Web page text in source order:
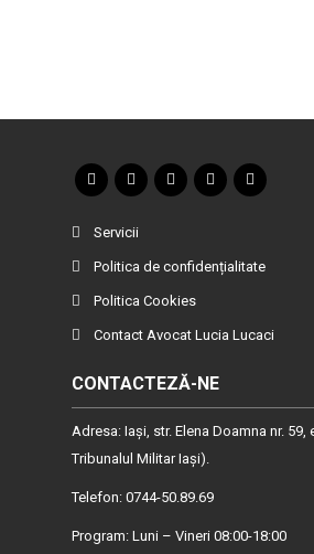
Servicii
Politica de confidențialitate
Politica Cookies
Contact Avocat Lucia Lucaci
CONTACTEZĂ-NE
Adresa: Iaşi, str. Elena Doamna nr. 59,
Tribunalul Militar Iaşi).
Telefon: 0744-50.89.69
Program: Luni – Vineri 08:00-18:00